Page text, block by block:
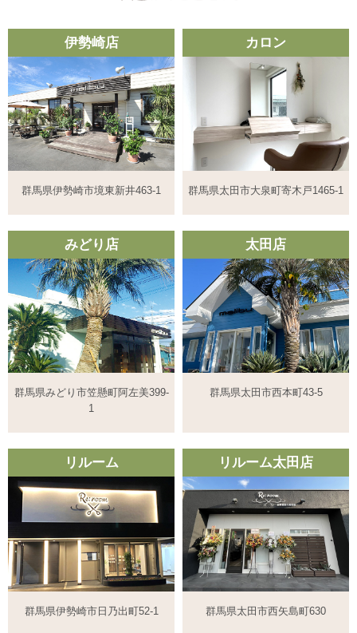
伊勢崎店
群馬県伊勢崎市境東新井463-1
カロン
群馬県太田市大泉町寄木戸1465-1
みどり店
群馬県みどり市笠懸町阿左美399-
1
太田店
群馬県太田市西本町43-5
リルーム
群馬県伊勢崎市日乃出町52-1
リルーム太田店
群馬県太田市西矢島町630